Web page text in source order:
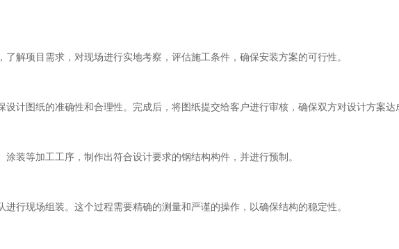
解项目需求，对现场进行实地考察，评估施工条件，确保安装方案的可行性。
计图纸的准确性和合理性。完成后，将图纸提交给客户进行审核，确保双方对设计方案达
装等加工工序，制作出符合设计要求的钢结构构件，并进行预制。
行现场组装。这个过程需要精确的测量和严谨的操作，以确保结构的稳定性。